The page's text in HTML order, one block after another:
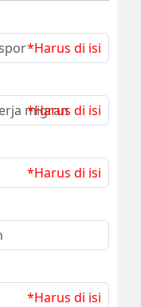
*Harus di isi
*Harus di isi
*Harus di isi
*Harus di isi